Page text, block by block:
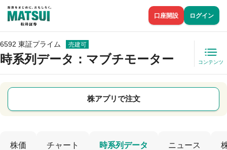
口座開設 ログイン
6592 東証プライム 売建可
時系列データ ：マブチモーター コンテンツ
株アプリで注文
株価 チャート 時系列データ ニュース